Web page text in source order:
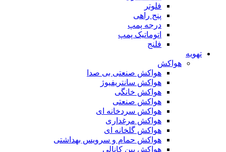
فلوتر
پنج راهی
درجه پمپ
اتوماتیک پمپ
فلنج
تهویه
هواکش
هواکش صنعتی بی صدا
هواکش سانتریفیوژ
هواکش خانگی
هواکش صنعتی
هواکش سردخانه ای
هواکش مرغداری
هواکش گلخانه ای
هواکش حمام و سرویس بهداشتی
هواکش بین کانالی